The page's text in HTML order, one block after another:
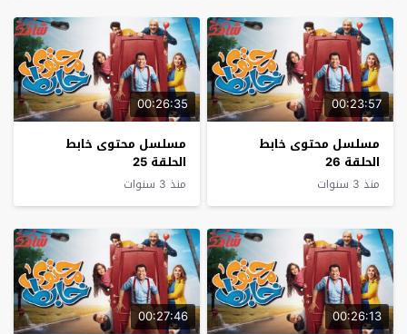
00:23:57
مسلسل محتوى خابط
الحلقة 26
منذ 3 سنوات
00:26:35
مسلسل محتوى خابط
الحلقة 25
منذ 3 سنوات
00:26:13
00:27:46